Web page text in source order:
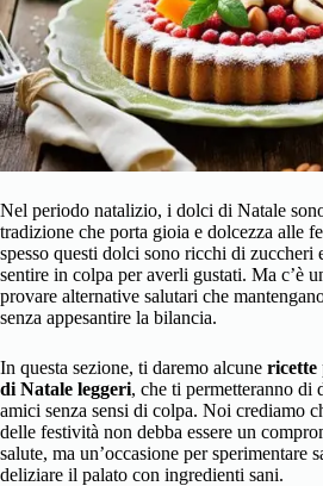
Nel periodo natalizio, i dolci di Natale
tradizione che porta gioia e dolcezza alle
spesso questi dolci sono ricchi di zuccheri
sentire in colpa per averli gustati. Ma c’è
provare alternative salutari che
senza appesantire la bilancia.
In questa sezione, ti daremo alcune ricette
di Natale leggeri, che ti permetteranno di
amici senza sensi di colpa. Noi crediamo
delle festività non debba essere un
salute, ma un’occasione per sperimentare
deliziare il palato con ingredienti sani.